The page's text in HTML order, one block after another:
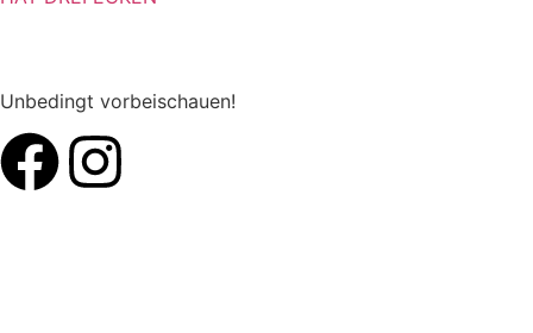
Unbedingt vorbeischauen!